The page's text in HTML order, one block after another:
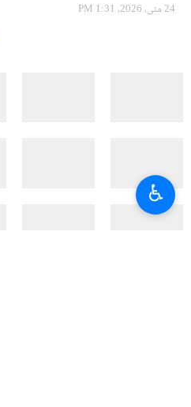
24 مئی، 2026، 1:31 PM
♿︎